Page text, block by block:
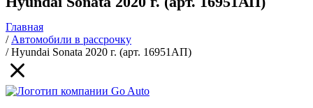
Главная
/Автомобили в рассрочку
/Hyundai Sonata 2020 г. (арт. 16951АП)